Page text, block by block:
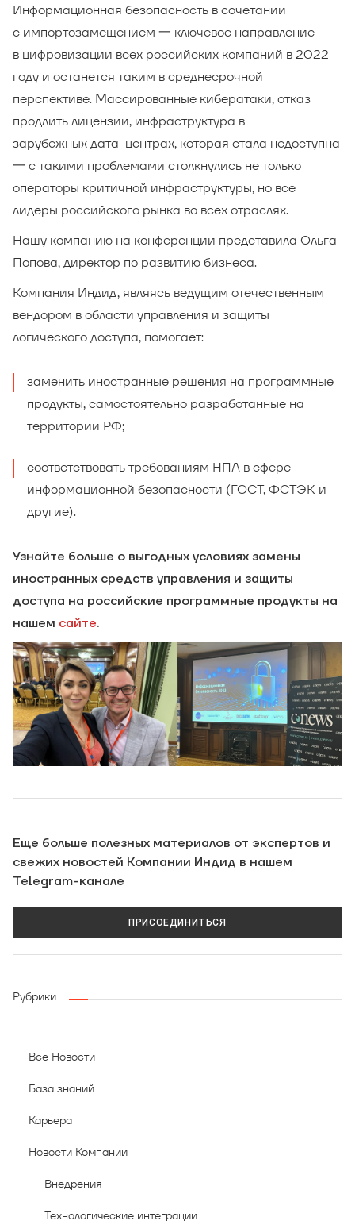
Информационная безопасность в сочетании
с импортозамещением 一 ключевое направление
в цифровизации всех российских компаний в 2022
году и останется таким в среднесрочной
перспективе. Массированные кибератаки, отказ
продлить лицензии, инфраструктура в
зарубежных дата-центрах, которая стала недоступна
一 с такими проблемами столкнулись не только
операторы критичной инфраструктуры, но все
лидеры российского рынка во всех отраслях.
Нашу компанию на конференции представила Ольга
Попова, директор по развитию бизнеса.
Компания Индид, являясь ведущим отечественным
вендором в области управления и защиты
логического доступа, помогает:
заменить иностранные решения на программные
продукты, самостоятельно разработанные на
территории РФ;
соответствовать требованиям НПА в сфере
информационной безопасности (ГОСТ, ФСТЭК и
другие).
Узнайте больше о выгодных условиях замены
иностранных средств управления и защиты
доступа на российские программные продукты на
нашем сайте.
Еще больше полезных материалов от экспертов и
свежих новостей Компании Индид в нашем
Telegram-канале
ПРИСОЕДИНИТЬСЯ
Рубрики
Все Новости
База знаний
Карьера
Новости Компании
Внедрения
Технологические интеграции